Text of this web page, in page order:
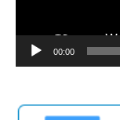
00:00